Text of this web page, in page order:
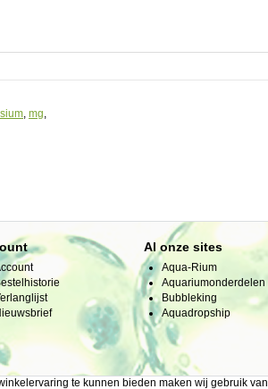
, mg,
Al onze sites
Aqua-Rium
Aquariumonderdelen
Bubbleking
Aquadropship
te kunnen bieden maken wij gebruik van